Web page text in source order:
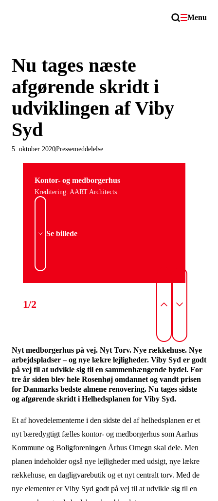
Menu
Nu tages næste
afgørende skridt i
udviklingen af Viby
Syd
Pressemeddelelse
5. oktober 2020
Kontor- og medborgerhus
Kreditering: AART Architects
Se billede
1/2
Nyt medborgerhus på vej. Nyt Torv. Nye rækkehuse. Nye
arbejdspladser – og nye lækre lejligheder. Viby Syd er godt
på vej til at udvikle sig til en sammenhængende bydel. For
tre år siden blev hele Rosenhøj omdannet og vandt prisen
for Danmarks bedste almene renovering. Nu tages sidste
og afgørende skridt i Helhedsplanen for Viby Syd.
Et af hovedelementerne i den sidste del af helhedsplanen er et
nyt bæredygtigt fælles kontor- og medborgerhus som Aarhus
Kommune og Boligforeningen Århus Omegn skal dele. Men
planen indeholder også nye lejligheder med udsigt, nye lækre
rækkehuse, en dagligvarebutik og et nyt centralt torv. Med de
nye elementer er Viby Syd godt på vej til at udvikle sig til en